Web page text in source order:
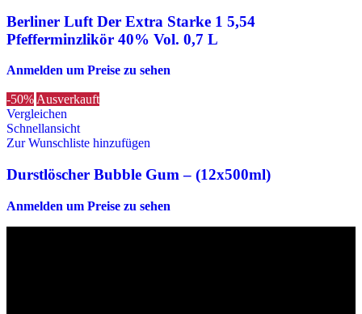
Berliner Luft Der Extra Starke 1 5,54
Pfefferminzlikör 40% Vol. 0,7 L
Anmelden um Preise zu sehen
-50% Ausverkauft
Vergleichen
Schnellansicht
Zur Wunschliste hinzufügen
Durstlöscher Bubble Gum – (12x500ml)
Anmelden um Preise zu sehen